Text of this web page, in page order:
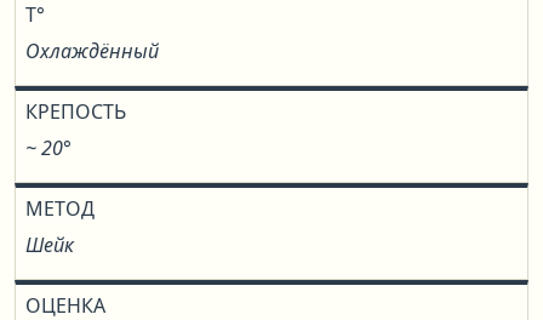
T°
Охлаждённый
КРЕПОСТЬ
~ 20°
МЕТОД
Шейк
ОЦЕНКА